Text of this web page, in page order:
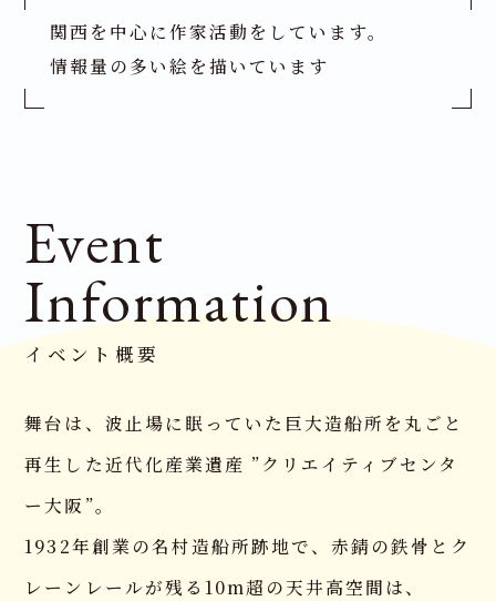
TOP
関西を中心に作家活動をしています。
情報量の多い絵を描いています
Event
Information
イベント概要
舞台は、波止場に眠っていた巨大造船所を丸ごと
再生した近代化産業遺産 ”クリエイティブセンタ
ー大阪”。
1932年創業の名村造船所跡地で、赤錆の鉄骨とク
レーンレールが残る10m超の天井高空間は、